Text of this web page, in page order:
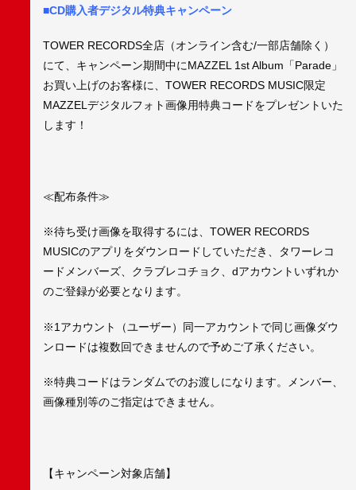
■CD購入者デジタル特典キャンペーン
TOWER RECORDS全店（オンライン含む/一部店舗除く）
にて、キャンペーン期間中にMAZZEL 1st Album「Parade」
お買い上げのお客様に、TOWER RECORDS MUSIC限定
MAZZELデジタルフォト画像用特典コードをプレゼントいた
します！
≪配布条件≫
※待ち受け画像を取得するには、TOWER RECORDS
MUSICのアプリをダウンロードしていただき、タワーレコ
ードメンバーズ、クラブレコチョク、dアカウントいずれか
のご登録が必要となります。
※1アカウント（ユーザー）同一アカウントで同じ画像ダウ
ンロードは複数回できませんので予めご了承ください。
※特典コードはランダムでのお渡しになります。メンバー、
画像種別等のご指定はできません。
【キャンペーン対象店舗】